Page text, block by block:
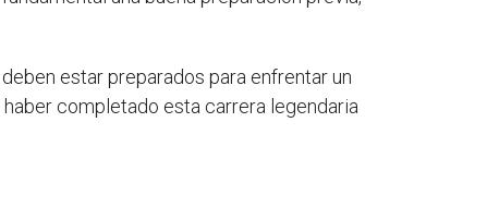
estar preparados para enfrentar un
completado esta carrera legendaria